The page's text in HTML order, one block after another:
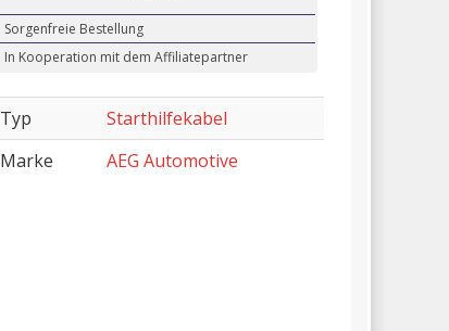
Sorgenfreie Bestellung
In Kooperation mit dem Affiliatepartner
Typ
Starthilfekabel
Marke
AEG Automotive